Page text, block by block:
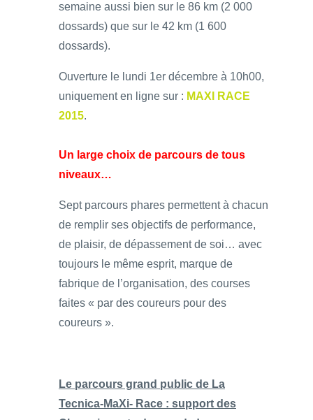
semaine aussi bien sur le 86 km (2 000
dossards) que sur le 42 km (1 600
dossards).
Ouverture le lundi 1er décembre à 10h00,
uniquement en ligne sur : MAXI RACE
2015.
Un large choix de parcours de tous
niveaux…
Sept parcours phares permettent à chacun
de remplir ses objectifs de performance,
de plaisir, de dépassement de soi… avec
toujours le même esprit, marque de
fabrique de l’organisation, des courses
faites « par des coureurs pour des
coureurs ».
Le parcours grand public de La
Tecnica-MaXi- Race : support des